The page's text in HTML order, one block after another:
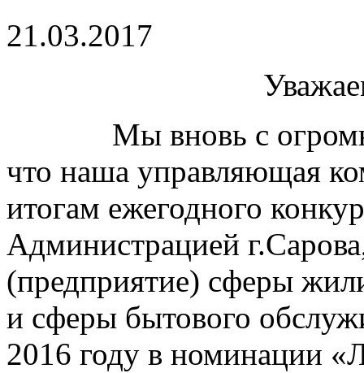
21.03.2017
Мы вновь с
что наша управляющая
итогам ежегодного
Администрацией
(предприятие) сферы
и сферы бытового
2016 году в номинации